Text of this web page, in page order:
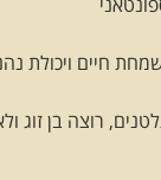
חיים ויכולת
רוצה בן זוג